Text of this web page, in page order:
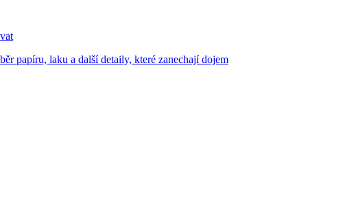
papíru, laku a další detaily, které zanechají dojem